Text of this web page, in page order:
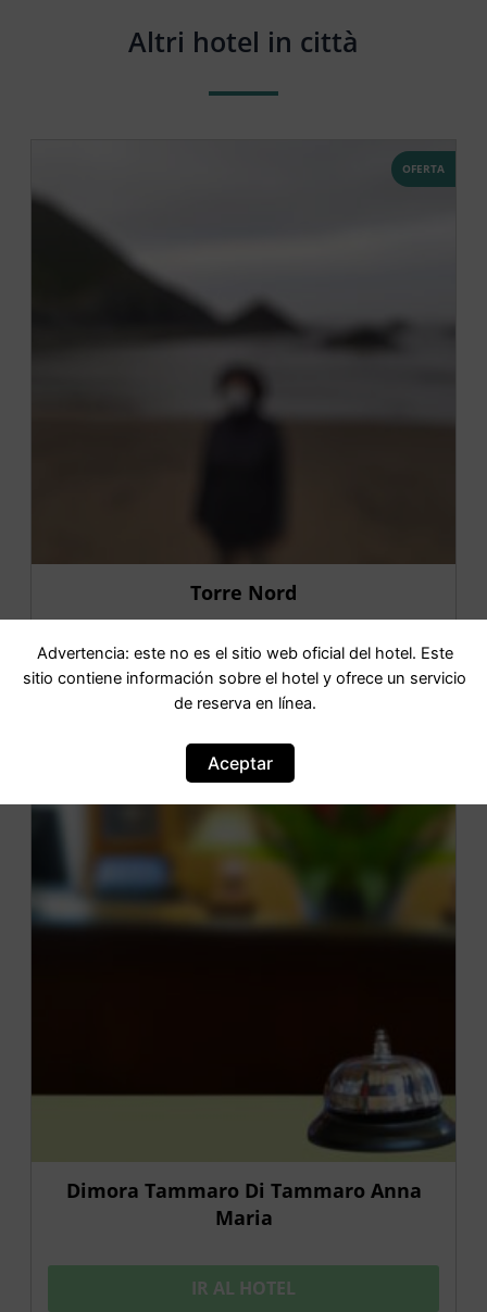
Altri hotel in città
OFERTA
Torre Nord
IR AL HOTEL
Dimora Tammaro Di Tammaro Anna
Maria
IR AL HOTEL
Advertencia: este no es el sitio web oficial del hotel. Este
sitio contiene información sobre el hotel y ofrece un servicio
de reserva en línea.
Aceptar